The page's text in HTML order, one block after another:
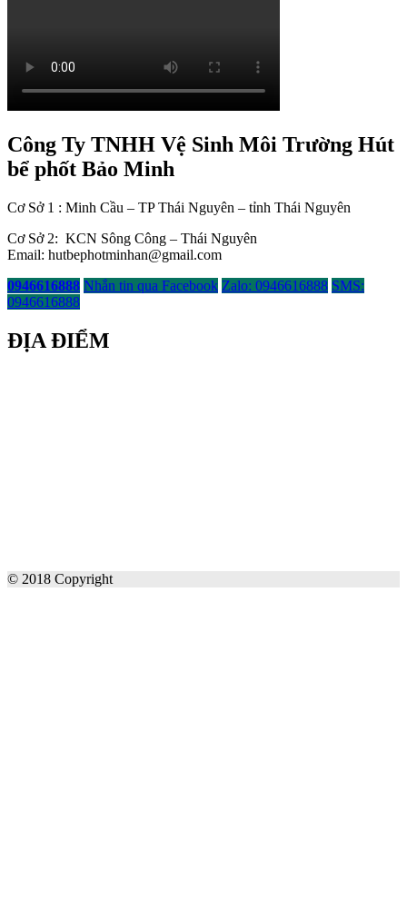
Công Ty TNHH Vệ Sinh Môi Trường Hút
bể phốt Bảo Minh
Cơ Sở 1 : Minh Cầu – TP Thái Nguyên – tỉnh Thái Nguyên
Cơ Sở 2: KCN Sông Công – Thái Nguyên
Email: hutbephotminhan@gmail.com
0946616888 Nhắn tin qua Facebook Zalo: 0946616888 SMS:
0946616888
ĐỊA ĐIỂM
© 2018 Copyright